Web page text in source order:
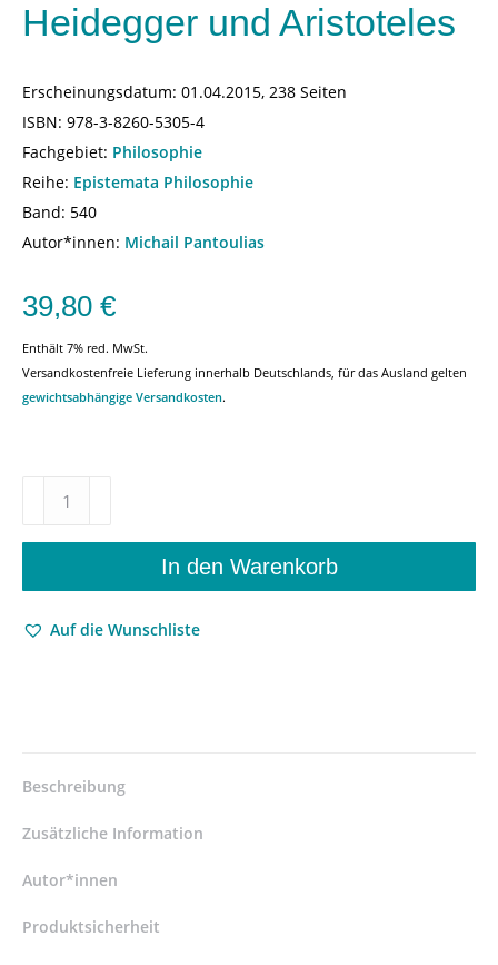
Heidegger und Aristoteles
Erscheinungsdatum: 01.04.2015, 238 Seiten
ISBN: 978-3-8260-5305-4
Fachgebiet: Philosophie
Reihe: Epistemata Philosophie
Band: 540
Autor*innen: Michail Pantoulias
39,80 €
Enthält 7% red. MwSt.
Versandkostenfreie Lieferung innerhalb Deutschlands, für das Ausland gelten
gewichtsabhängige Versandkosten.
Heidegger
Aristoteles
9783826053054
978-
8260-
4
In den Warenkorb
Auf die Wunschliste
Beschreibung
Zusätzliche Information
Autor*innen
Produktsicherheit